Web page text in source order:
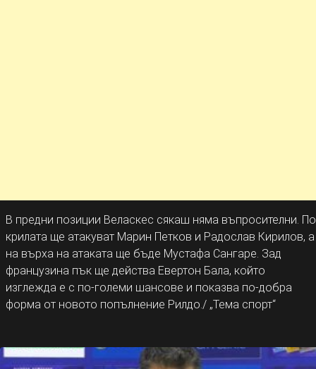
В предни позиции Веласкес сякаш няма въпросителни. По
крилата ще атакуват Марин Петков и Радослав Кирилов, а
на върха на атаката ще бъде Мустафа Сангаре. Зад
французина пък ще действа Евертон Бала, който
изглежда е с по-големи шансове и показва по-добра
форма от новото попълнение Рилдо./ „Тема спорт“